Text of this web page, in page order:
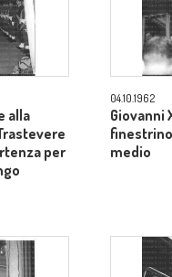
alla
per
04.10.1962
Giovanni
medio